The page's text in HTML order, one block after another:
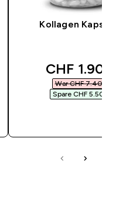
Kollagen
CHF 1.90‎
War CHF 7.40‎
Spare CHF 5.50‎